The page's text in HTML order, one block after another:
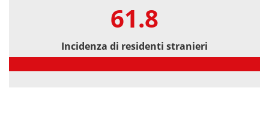
61.8
Incidenza di residenti stranieri